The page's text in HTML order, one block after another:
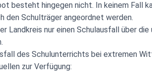
besteht hingegen nicht. In keinem Fall
den Schulträger angeordnet werden.
Landkreis nur einen Schulausfall über die
des Schulunterrichts bei extremen
zur Verfügung: